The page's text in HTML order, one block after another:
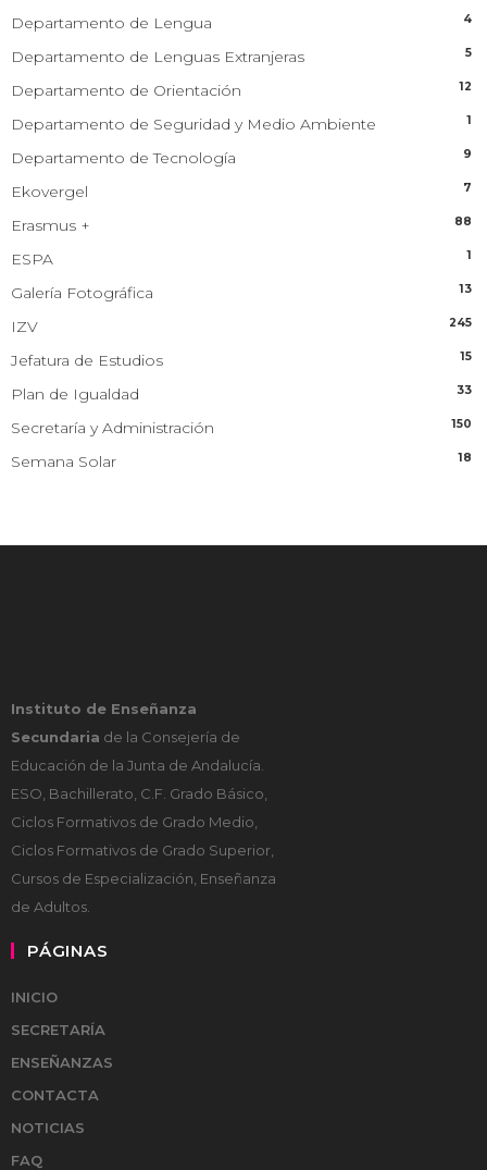
Departamento de Lengua 4
Departamento de Lenguas Extranjeras 5
Departamento de Orientación 12
Departamento de Seguridad y Medio Ambiente 1
Departamento de Tecnología 9
Ekovergel 7
Erasmus + 88
ESPA 1
Galería Fotográfica 13
IZV 245
Jefatura de Estudios 15
Plan de Igualdad 33
Secretaría y Administración 150
Semana Solar 18
Instituto de Enseñanza
Secundaria de la Consejería de
Educación de la Junta de Andalucía.
ESO, Bachillerato, C.F. Grado Básico,
Ciclos Formativos de Grado Medio,
Ciclos Formativos de Grado Superior,
Cursos de Especialización, Enseñanza
de Adultos.
PÁGINAS
INICIO
SECRETARÍA
ENSEÑANZAS
CONTACTA
NOTICIAS
FAQ